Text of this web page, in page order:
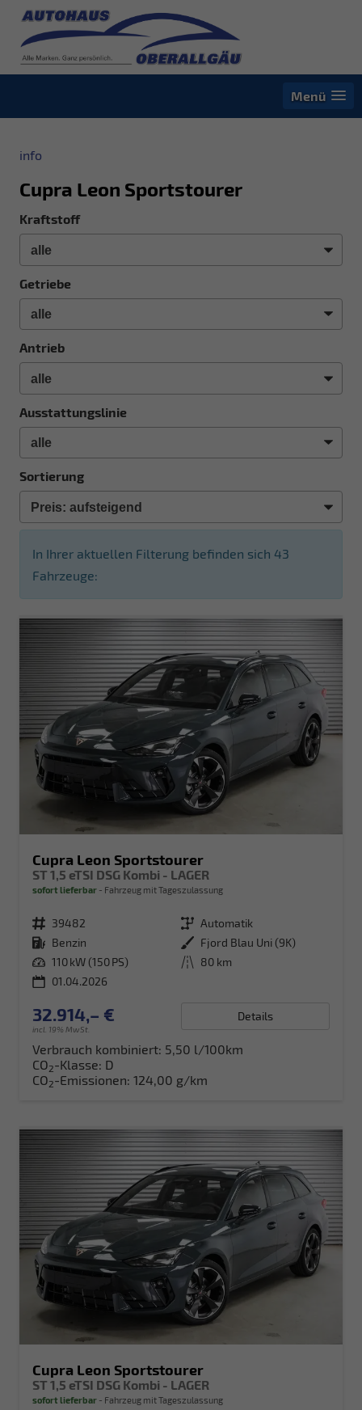
Menü
info
Cupra Leon Sportstourer
Kraftstoff
Getriebe
Antrieb
Ausstattungslinie
Sortierung
In Ihrer aktuellen Filterung befinden sich 43
Fahrzeuge:
Cupra Leon Sportstourer
ST 1,5 eTSI DSG Kombi - LAGER
sofort lieferbar Fahrzeug mit Tageszulassung
Fahrzeugnr. 39482 Getriebe Automatik
Kraftstoff Benzin Außenfarbe Fjord Blau Uni (9K)
Leistung 110 kW (150 PS) Kilometerstand 80 km
01.04.2026
32.914,– €
incl. 19% MwSt.
Details
Verbrauch kombiniert: 5,50 l/100km
CO2-Klasse: D
CO2-Emissionen: 124,00 g/km
Cupra Leon Sportstourer
ST 1,5 eTSI DSG Kombi - LAGER
sofort lieferbar Fahrzeug mit Tageszulassung